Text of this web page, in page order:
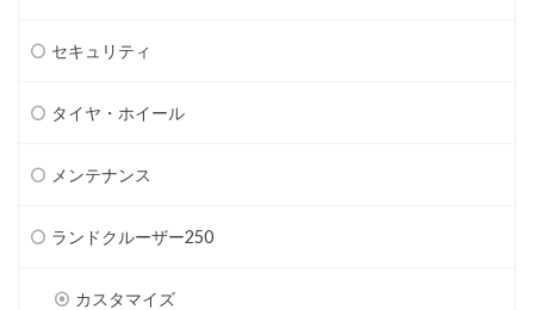
セキュリティ
タイヤ・ホイール
メンテナンス
ランドクルーザー250
カスタマイズ